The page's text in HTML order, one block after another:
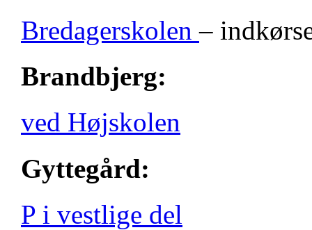
Bredagerskolen–
Brandbjerg:
ved Højskolen
Gyttegård:
P i vestlige del